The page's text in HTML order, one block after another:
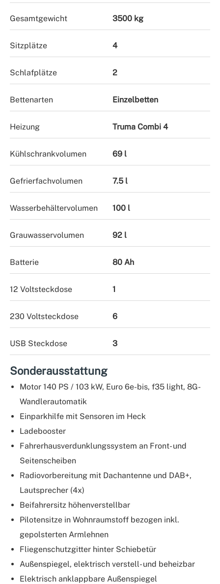
Gesamtgewicht 3500 kg
Sitzplätze 4
Schlafplätze 2
Bettenarten Einzelbetten
Heizung Truma Combi 4
Kühlschrankvolumen 69 l
Gefrierfachvolumen 7.5 l
Wasserbehältervolumen 100 l
Grauwasservolumen 92 l
Batterie 80 Ah
12 Voltsteckdose 1
230 Voltsteckdose 6
USB Steckdose 3
Sonderausstattung
Motor 140 PS / 103 kW, Euro 6e-bis, f35 light, 8G-
Wandlerautomatik
Einparkhilfe mit Sensoren im Heck
Ladebooster
Fahrerhausverdunklungssystem an Front- und
Seitenscheiben
Radiovorbereitung mit Dachantenne und DAB+,
Lautsprecher (4x)
Beifahrersitz höhenverstellbar
Pilotensitze in Wohnraumstoff bezogen inkl.
gepolsterten Armlehnen
Fliegenschutzgitter hinter Schiebetür
Außenspiegel, elektrisch verstell- und beheizbar
Elektrisch anklappbare Außenspiegel